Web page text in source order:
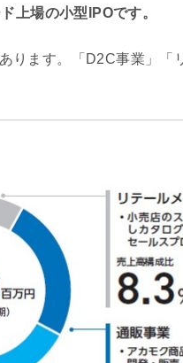
上場の小型IPOです。
ます。「D2C事業」「